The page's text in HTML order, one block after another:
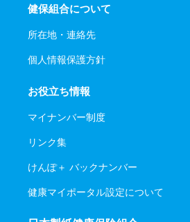
健保組合について
所在地・連絡先
個人情報保護方針
お役立ち情報
マイナンバー制度
リンク集
けんぽ＋ バックナンバー
健康マイポータル設定について